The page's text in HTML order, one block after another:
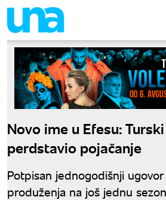
Novo ime u Efesu:
perdstavio pojačanje
Potpisan jednogodišnji
produženja na još jednu